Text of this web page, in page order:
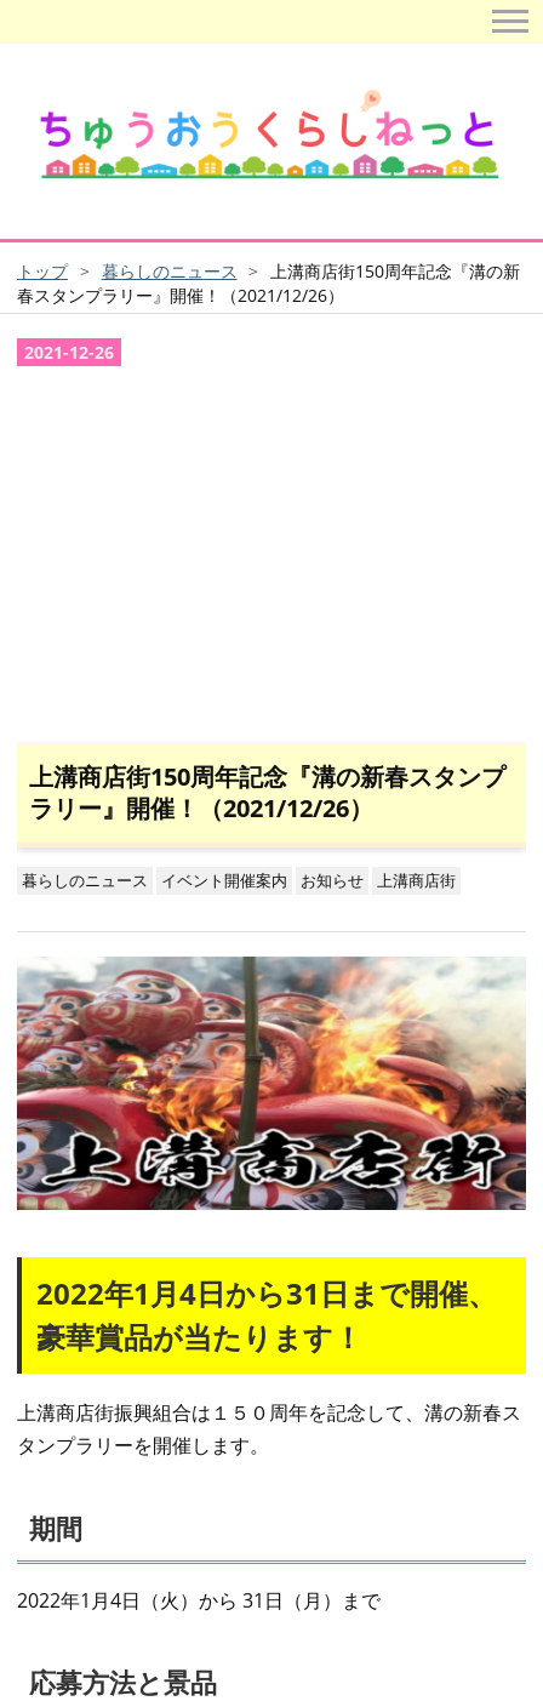
トップ > 暮らしのニュース > 上溝商店街150周年記念『溝の新
春スタンプラリー』開催！（2021/12/26）
2021-12-26
上溝商店街150周年記念『溝の新春スタンプ
ラリー』開催！（2021/12/26）
暮らしのニュース イベント開催案内 お知らせ 上溝商店街
2022年1月4日から31日まで開催、
豪華賞品が当たります！
上溝商店街振興組合は１５０周年を記念して、溝の新春ス
タンプラリーを開催します。
期間
2022年1月4日（火）から 31日（月）まで
応募方法と景品